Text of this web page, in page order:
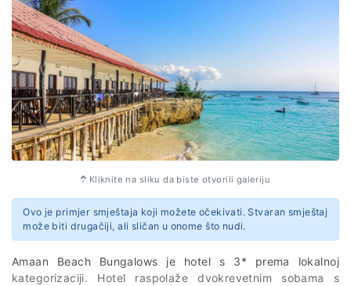
Kliknite na sliku da biste otvorili galeriju
Ovo je primjer smještaja koji možete očekivati. Stvaran smještaj
može biti drugačiji, ali sličan u onome što nudi.
Amaan Beach Bungalows je hotel s 3* prema lokalnoj
kategorizaciji. Hotel raspolaže dvokrevetnim sobama s